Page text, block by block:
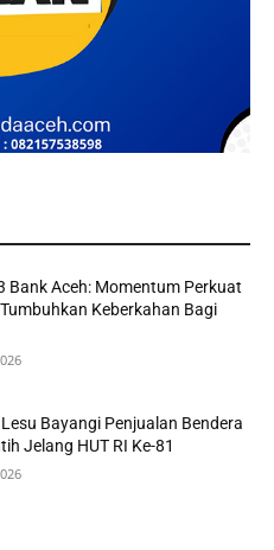
Bank Aceh: Momentum Perkuat
Keberkahan Bagi
Bayangi Penjualan Bendera
Jelang HUT RI Ke-81